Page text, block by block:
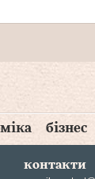
бізнес
контакти